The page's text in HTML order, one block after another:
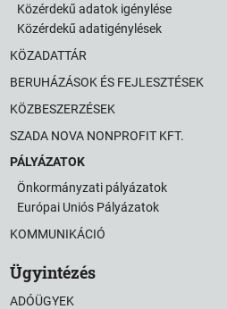
Közérdekű adatok igénylése
Közérdekű adatigénylések
KÖZADATTÁR
BERUHÁZÁSOK ÉS FEJLESZTÉSEK
KÖZBESZERZÉSEK
SZADA NOVA NONPROFIT KFT.
PÁLYÁZATOK
Önkormányzati pályázatok
Európai Uniós Pályázatok
KOMMUNIKÁCIÓ
Ügyintézés
ADÓÜGYEK